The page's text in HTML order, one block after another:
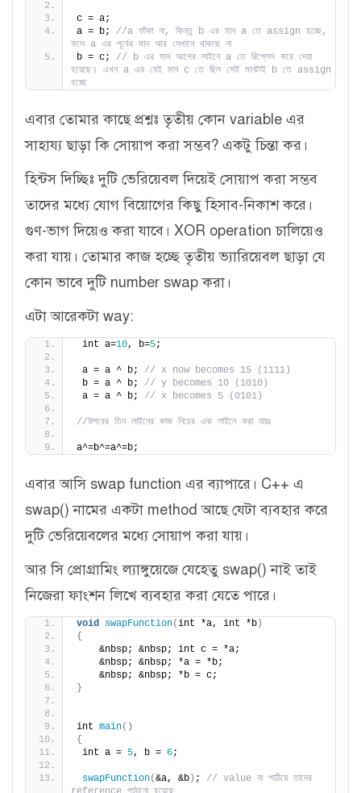
c = a;
a = b; //a ফাঁকা না, কিন্তু b এর মান a তে assign হচ্ছে,
ফলে a এর পূর্বের মান আর সেখানে থাকছে না
b = c; // b এর মান আগের লাইনে a তে রিপ্লেস করে দেয়া
হয়েছে। এখন a এর যেই মান c তে ছিল সেই মানটাই b তে assign
হচ্ছে
এবার তোমার কাছে প্রশ্নঃ তৃতীয় কোন variable এর
সাহায্য ছাড়া কি সোয়াপ করা সম্ভব? একটু চিন্তা কর।
হিন্টস দিচ্ছিঃ দুটি ভেরিয়েবল দিয়েই সোয়াপ করা সম্ভব
তাদের মধ্যে যোগ বিয়োগের কিছু হিসাব-নিকাশ করে।
গুণ-ভাগ দিয়েও করা যাবে। XOR operation চালিয়েও
করা যায়। তোমার কাজ হচ্ছে তৃতীয় ভ্যারিয়েবল ছাড়া যে
কোন ভাবে দুটি number swap করা।
এটা আরেকটা way:
int a=10, b=5;
a = a ^ b; // x now becomes 15 (1111)
b = a ^ b; // y becomes 10 (1010)
a = a ^ b; // x becomes 5 (0101)
//উপরের তিন লাইনের কাজ নিচের এক লাইনে করা যায়ঃ
a^=b^=a^=b;
এবার আসি swap function এর ব্যাপারে। C++ এ
swap() নামের একটা method আছে যেটা ব্যবহার করে
দুটি ভেরিয়েবলের মধ্যে সোয়াপ করা যায়।
আর সি প্রোগ্রামিং ল্যাঙ্গুয়েজে যেহেতু swap() নাই তাই
নিজেরা ফাংশন লিখে ব্যবহার করা যেতে পারে।
void swapFunction(int *a, int *b )
{
    &nbsp; &nbsp; int c = *a;
    &nbsp; &nbsp; *a = *b;
    &nbsp; &nbsp; *b = c;
}
int main()
{
int a = 5, b = 6;
swapFunction(&a, &b ) ; // value না পাঠিয়ে তাদের